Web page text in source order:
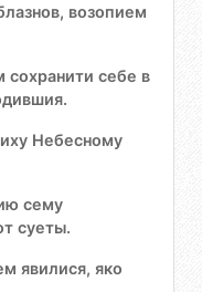
возопием
сохранити себе в
Небесному
сему
суеты.
явилися, яко